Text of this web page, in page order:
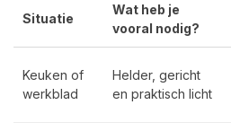
Situatie
Wat heb je
vooral nodig?
Keuken of
werkblad
Helder, gericht
en praktisch licht